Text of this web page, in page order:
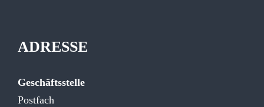
ADRESSE
Geschäftsstelle
Postfach